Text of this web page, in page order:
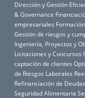
Dirección y Gestión
& Governance
empresariales Formación
Gestión de riesgos y
Ingeniería, Proyectos y
Licitaciones y Concursos
captación de clientes
de Riesgos Laborales
Refinanciación de Deudas
Seguridad Alimentaria